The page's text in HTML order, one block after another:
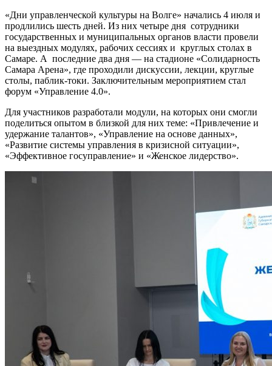
«Дни управленческой культуры на Волге» начались 4 июля и
продлились шесть дней. Из них четыре дня сотрудники
государственных и муниципальных органов власти провели
на выездных модулях, рабочих сессиях и круглых столах в
Самаре. А последние два дня — на стадионе «Солидарность
Самара Арена», где проходили дискуссии, лекции, круглые
столы, паблик-токи. Заключительным мероприятием стал
форум «Управление 4.0».
Для участников разработали модули, на которых они смогли
поделиться опытом в близкой для них теме: «Привлечение и
удержание талантов», «Управление на основе данных»,
«Развитие системы управления в кризисной ситуации»,
«Эффективное госуправление» и «Женское лидерство».